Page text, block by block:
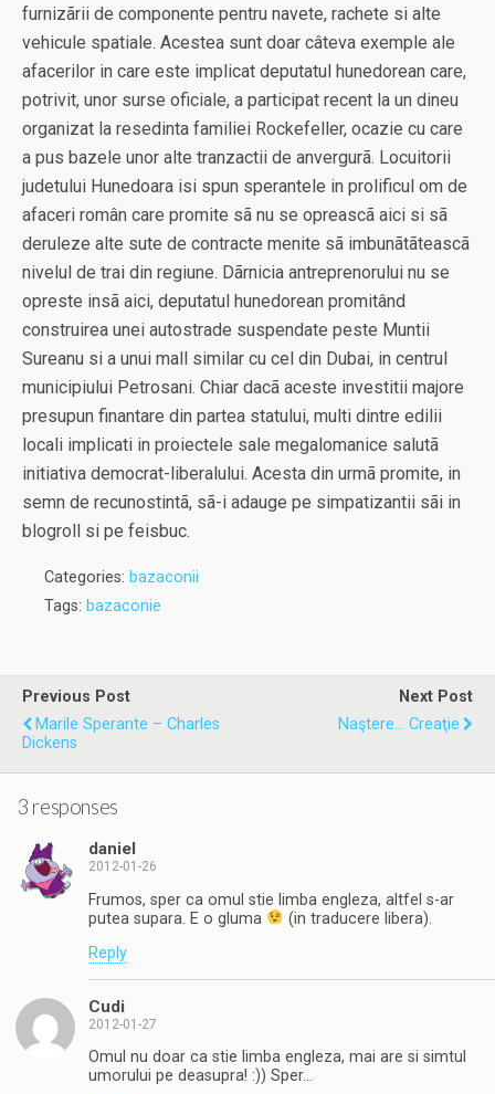
furnizãrii de componente pentru navete, rachete si alte
vehicule spatiale. Acestea sunt doar câteva exemple ale
afacerilor in care este implicat deputatul hunedorean care,
potrivit, unor surse oficiale, a participat recent la un dineu
organizat la resedinta familiei Rockefeller, ocazie cu care
a pus bazele unor alte tranzactii de anvergurã. Locuitorii
judetului Hunedoara isi spun sperantele in prolificul om de
afaceri român care promite sã nu se opreascã aici si sã
deruleze alte sute de contracte menite sã imbunãtãteascã
nivelul de trai din regiune. Dãrnicia antreprenorului nu se
opreste insã aici, deputatul hunedorean promitând
construirea unei autostrade suspendate peste Muntii
Sureanu si a unui mall similar cu cel din Dubai, in centrul
municipiului Petrosani. Chiar dacã aceste investitii majore
presupun finantare din partea statului, multi dintre edilii
locali implicati in proiectele sale megalomanice salutã
initiativa democrat-liberalului. Acesta din urmã promite, in
semn de recunostintã, sã-i adauge pe simpatizantii sãi in
blogroll si pe feisbuc.
Categories: bazaconii
Tags: bazaconie
Previous Post
Marile Sperante – Charles
Dickens
Next Post
Naştere... Creaţie
3 responses
daniel
2012-01-26
Frumos, sper ca omul stie limba engleza, altfel s-ar
putea supara. E o gluma
(in traducere libera).
Reply
Cudi
2012-01-27
Omul nu doar ca stie limba engleza, mai are si simtul
umorului pe deasupra! :)) Sper…